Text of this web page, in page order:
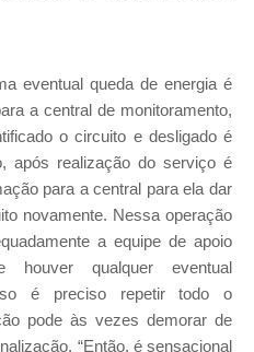
eventual queda de energia é
a central de monitoramento,
o circuito e desligado é
após realização do serviço é
para a central para ela dar
novamente. Nessa operação
a equipe de apoio
qualquer eventual
é preciso repetir todo o
pode às vezes demorar de
“Então, é sensacional